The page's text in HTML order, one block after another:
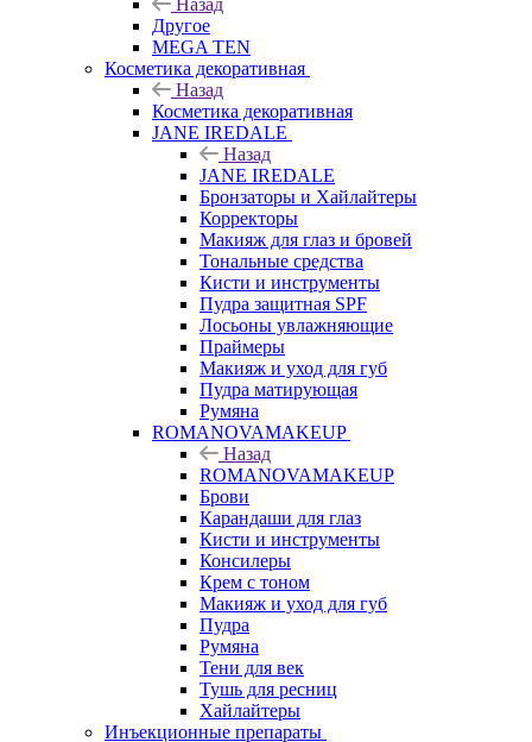
Назад
Другое
MEGA TEN
Косметика декоративная
Назад
Косметика декоративная
JANE IREDALE
Назад
JANE IREDALE
Бронзаторы и Хайлайтеры
Корректоры
Макияж для глаз и бровей
Тональные средства
Кисти и инструменты
Пудра защитная SPF
Лосьоны увлажняющие
Праймеры
Макияж и уход для губ
Пудра матирующая
Румяна
ROMANOVAMAKEUP
Назад
ROMANOVAMAKEUP
Брови
Карандаши для глаз
Кисти и инструменты
Консилеры
Крем с тоном
Макияж и уход для губ
Пудра
Румяна
Тени для век
Тушь для ресниц
Хайлайтеры
Инъекционные препараты